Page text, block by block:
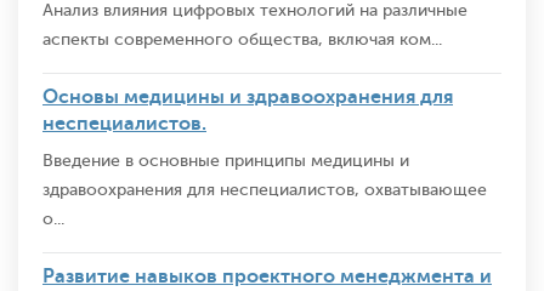
Анализ влияния цифровых технологий на различные
аспекты современного общества, включая ком...
Основы медицины и здравоохранения для
неспециалистов.
Введение в основные принципы медицины и
здравоохранения для неспециалистов, охватывающее
о...
Развитие навыков проектного менеджмента и